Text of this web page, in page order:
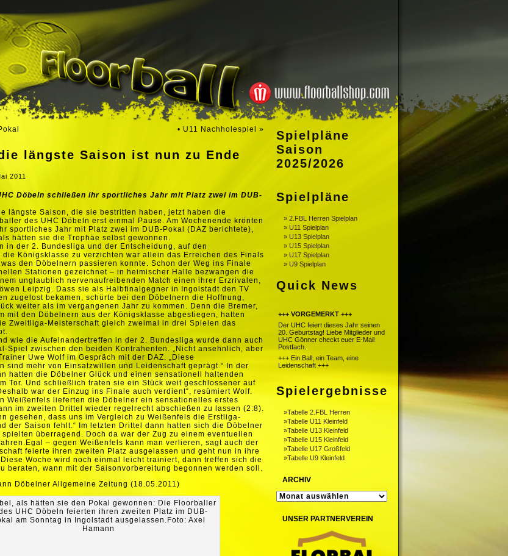
• U11 Nachholespiel »
längste Saison ist nun zu Ende
2011
Döbeln schließen ihr sportliches Jahr mit Platz zwei im DUB-
längste Saison, die sie bestritten haben, jetzt haben die
des UHC Döbeln erst einmal Pause. Am Wochenende krönten
sportliches Jahr mit Platz zwei im DUB-Pokal (DAZ berichtete),
hätten sie die Trophäe selbst gewonnen.
in der 2. Bundesliga und der Entscheidung, auf den
die Königsklasse zu verzichten war allein das Erreichen des Finals
den Döbelnern passieren konnte. Schon der Weg ins Finale
Stationen gezeichnet – in heimischer Halle bezwangen die
unglaublich nervenaufreibenden Match einen ihrer Erzrivalen,
Leipzig. Dass sie als Halbfinalgegner in Ingolstadt den TV
zugelost bekamen, schürte bei den Döbelnern die Hoffnung,
weiter als im vergangenen Jahr zu kommen. Denn die Bremer,
mit den Döbelnern aus der Königsklasse abgestiegen, hatten
Zweitliga-Meisterschaft gleich zweimal in drei Spielen das
wie die Aufeinandertreffen in der 2. Bundesliga wurde dann auch
Spiel zwischen den beiden Kontrahenten. „Nicht ansehnlich, aber
Uwe Wolf im Gespräch mit der DAZ. „Diese
sind mehr von Einsatzwillen und Leidenschaft geprägt.“ In der
hatten die Döbelner Glück und einen sensationell haltenden
Tor. Und schließlich traten sie ein Stück weit geschlossener auf
war der Einzug ins Finale auch verdient“, resümiert Wolf.
Weißenfels lieferten die Döbelner ein sensationelles erstes
im zweiten Drittel wieder regelrecht abschießen zu lassen (2:8).
gesehen, dass uns im Vergleich zu Weißenfels die Erstliga-
der Saison fehlt.“ Im letzten Drittel dann hatten sich die Döbelner
überragend. Doch da war der Zug zu einem eventuellen
– gegen Weißenfels kann man verlieren, sagt auch der
feierte ihren zweiten Platz ausgelassen und geht nun in ihre
Woche wird noch einmal leicht trainiert, dann treffen sich die
beraten, wann mit der Saisonvorbereitung begonnen werden soll.
Döbelner Allgemeine Zeitung (18.05.2011)
Spielpläne
Saison
2025/2026
Spielpläne
» 2.FBL Herren Spielplan
» U11 Spielplan
» U13 Spielplan
» U15 Spielplan
» U17 Spielplan
» U9 Spielplan
Quick News
+++ VORGEMERKT +++
Der UHC feiert dieses Jahr seinen
20. Geburtstag! Liebe Mitglieder und
UHC Gönner checkt euer E-Mail
Postfach.
+++ Ein Ball, ein Team, eine
Leidenschaft +++
Spielergebnisse
»Tabelle 2.FBL Herren
»Tabelle U11 Kleinfeld
»Tabelle U13 Kleinfeld
»Tabelle U15 Kleinfeld
»Tabelle U17 Großfeld
»Tabelle U9 Kleinfeld
ARCHIV
ARCHIV
UNSER PARTNERVEREIN